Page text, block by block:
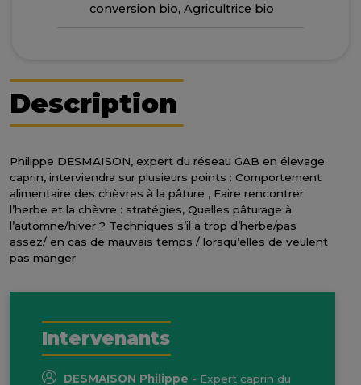
Description
Philippe DESMAISON, expert du réseau GAB en élevage
caprin, interviendra sur plusieurs points : Comportement
alimentaire des chèvres à la pâture , Faire rencontrer
l’herbe et la chèvre : stratégies, Quelles pâturage à
l’automne/hiver ? Techniques s’il a trop d’herbe/pas
assez/ en cas de mauvais temps / lorsqu’elles de veulent
pas manger
Intervenants
DESMAISON Philippe - Expert caprin du
conversion bio, Agricultrice bio